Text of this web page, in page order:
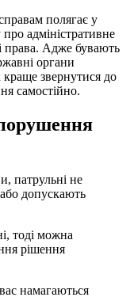
полягає у
адміністративне
права. Адже бувають
органи
звернутися до
самостійно.
патрульні не
допускають
тоді можна
рішення
намагаються